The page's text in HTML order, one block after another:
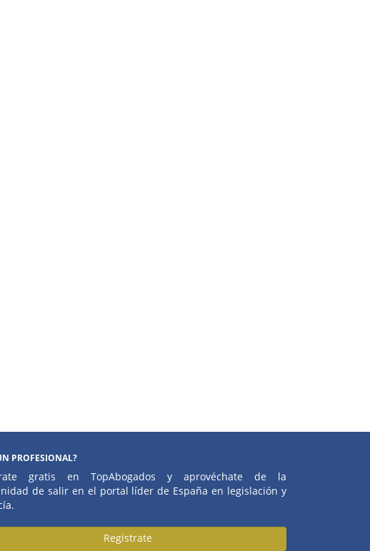
PROFESIONAL?
gratis en TopAbogados y aprovéchate de la
de salir en el portal líder de España en legislación y
Regístrate